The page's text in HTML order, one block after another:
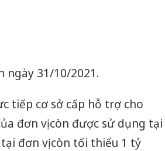
ngày 31/10/2021.
tiếp cơ sở cấp hỗ trợ cho
đơn vị còn được sử dụng tại
đơn vị còn tối thiểu 1 tỷ